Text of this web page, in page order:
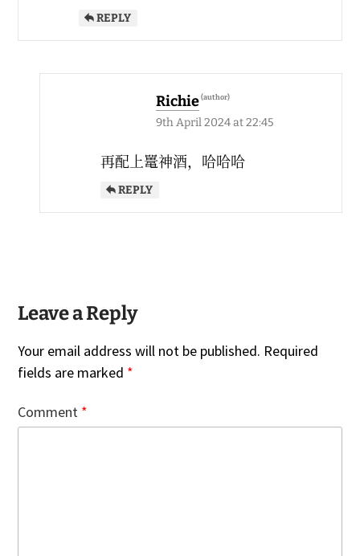
REPLY
Richie
9th April 2024 at 22:45
再配上鼍神酒，哈哈哈
REPLY
Leave a Reply
Your email address will not be published. Required
fields are marked *
Comment *